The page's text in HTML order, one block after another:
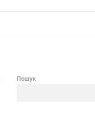
Пошук